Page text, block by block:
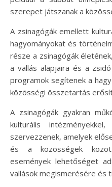
szerepet játszanak a
A zsinagógák emellett
hagyományokat és
része a zsinagógák
a vallás alapjaira és a
programok segítenek a
közösségi összetartás
A zsinagógák gyakran
kulturális
szervezzenek, amelyek
és a közösségek
események lehetőséget
vallások megismerésére és